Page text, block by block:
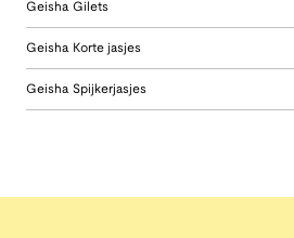
Geisha Gilets
Geisha Korte jasjes
Geisha Spijkerjasjes